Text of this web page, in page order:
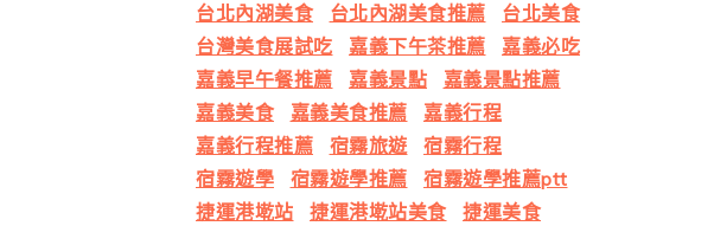
台北內湖美食
台北內湖美食推薦
台北美食
台灣美食展試吃
嘉義下午茶推薦
嘉義必吃
嘉義早午餐推薦
嘉義景點
嘉義景點推薦
嘉義美食
嘉義美食推薦
嘉義行程
嘉義行程推薦
宿霧旅遊
宿霧行程
宿霧遊學
宿霧遊學推薦
宿霧遊學推薦ptt
捷運港墘站
捷運港墘站美食
捷運美食